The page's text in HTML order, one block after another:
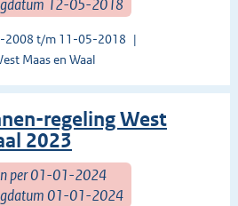
12-05-2018
2008 t/m 11-05-2018
Maas en Waal
regeling West
2023
per 01-01-2024
01-01-2024